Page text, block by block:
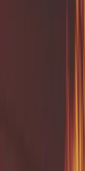
Une
conçue
RGA en
endroit.
pluviales
80% par
Avant
lien avec